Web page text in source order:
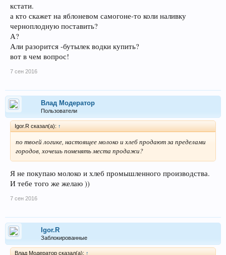
кстати.
а кто скажет на яблоневом самогоне-то коли наливку
черноплодную поставить?
А?
Али разорится -бутылек водки купить?
вот в чем вопрос!
7 сен 2016
Влад Модератор
Пользователи
Igor.R сказал(а): ↑
по твоей логике, настоящее молоко и хлеб продают за пределами
городов, хочешь поменять места продажи?
Я не покупаю молоко и хлеб промышленного производства.
И тебе того же желаю ))
7 сен 2016
Igor.R
Заблокированные
Влад Модератор сказал(а): ↑